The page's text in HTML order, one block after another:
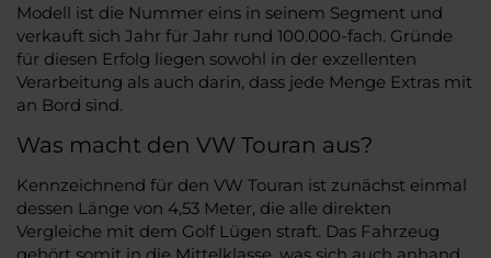
Modell ist die Nummer eins in seinem Segment und
verkauft sich Jahr für Jahr rund 100.000-fach. Gründe
für diesen Erfolg liegen sowohl in der exzellenten
Verarbeitung als auch darin, dass jede Menge Extras mit
an Bord sind.
Was macht den VW Touran aus?
Kennzeichnend für den VW Touran ist zunächst einmal
dessen Länge von 4,53 Meter, die alle direkten
Vergleiche mit dem Golf Lügen straft. Das Fahrzeug
gehört somit in die Mittelklasse, was sich auch anhand